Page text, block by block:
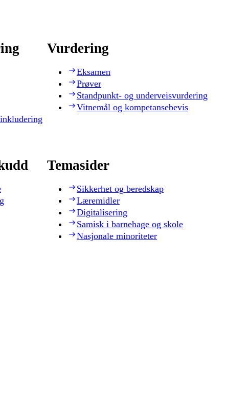
Vurdering
Eksamen
Prøver
Standpunkt- og underveisvurdering
Vitnemål og kompetansebevis
Temasider
Sikkerhet og beredskap
Læremidler
Digitalisering
Samisk i barnehage og skole
Nasjonale minoriteter